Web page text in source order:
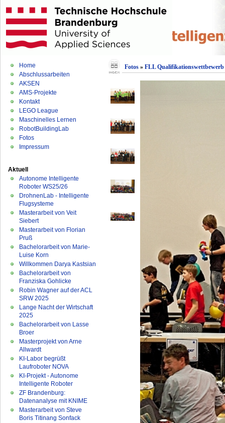
Home
Abschlussarbeiten
AKSEN
AMS-Projekte
Kontakt
LEGO League
Maschinelles Lernen
RobotBuildingLab
Fotos
Impressum
Aktuell
Autonome Intelligente
Roboter WS25/26
DrohnenLab - Intelligente
Flugsysteme
Masterarbeit von Veit
Siebert
Masterarbeit von Florian
Pruß
Bachelorarbeit von Marie-
Luise Korn
Willkommen Darya Kastsian
Bachelorarbeit von
Franziska Gohlicke
Robin Wagner auf der ACL
SRW 2025
Lange Nacht der Wirtschaft
2025
Bachelorarbeit von Lasse
Broer
Masterprojekt von Arne
Allwardt
KI-Labor begrüßt
Laufroboter NOVA
KI-Projekt - Autonome
Intelligente Roboter
ZF Brandenburg:
Datenanalyse mit KNIME
Masterarbeit von Steve
Boris Titinang Sonfack
Fotos» FLL Qualifikationswettbewerb